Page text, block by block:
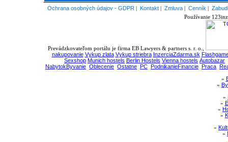
Ochrana osobných údajov - GDPR | Kontakt | Zmluva | Cenník |
Používanie
Prevádzkovateľom portálu je firma EB Lawyers & partners s. r. o.,
nakupovanie Vykup zlata Vykup striebra InzerciaZdarma.sk
Sexshop Munich hostels Berlin Hostels Vienna hostels Autobazar
NabytokByvanie Oblecenie Ostatne PC PodnikanieFinancie Praca
»
»
»
»
»
»
»
»